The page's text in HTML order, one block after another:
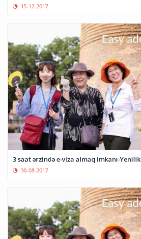
15-12-2017
3 saat ərzində e-viza almaq imkanı-Yenilik
30-08-2017